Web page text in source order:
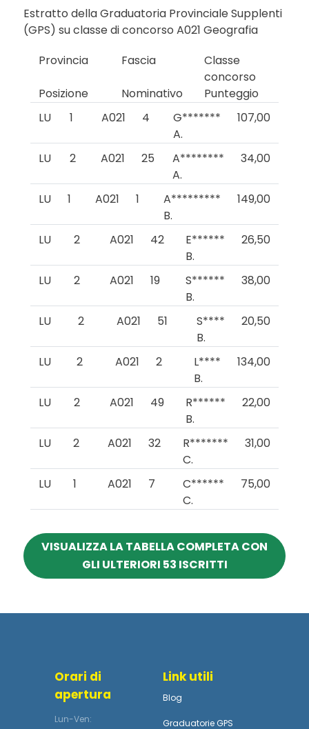
Estratto della Graduatoria Provinciale Supplenti
(GPS) su classe di concorso A021 Geografia
Provincia
Fascia
Classe
concorso
Posizione
Nominativo
Punteggio
LU
1 A021 4
G*******
A.
107,00
LU 2 A021 25
A********
A.
34,00
LU 1 A021 1
A*********
B.
149,00
LU 2 A021 42
E******
B.
26,50
LU 2 A021 19
S******
B.
38,00
LU 2 A021 51
S****
B.
20,50
LU 2 A021 2
L****
B.
134,00
LU 2 A021 49
R******
B.
22,00
LU 2 A021 32
R*******
C.
31,00
LU 1 A021 7
C******
C.
75,00
VISUALIZZA LA TABELLA COMPLETA CON
GLI ULTERIORI 53 ISCRITTI
Orari di
apertura
Lun-Ven:
Link utili
Blog
Graduatorie GPS